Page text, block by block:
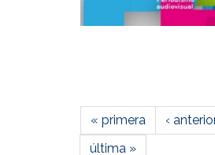
« primera ‹
última »